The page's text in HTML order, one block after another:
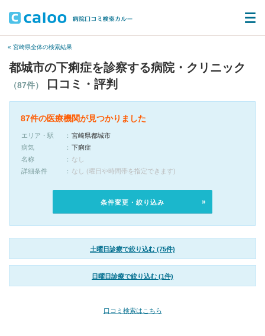
« 宮崎県全体の検索結果
都城市の下痢症を診察する病院・クリニック
（87件） 口コミ・評判
87件の医療機関が見つかりました
エリア・駅
宮崎県都城市
病気
下痢症
名称
なし
詳細条件
なし (曜日や時間帯を指定できます)
条件変更・絞り込み
土曜日診療で絞り込む (75件)
日曜日診療で絞り込む (1件)
口コミ検索はこちら